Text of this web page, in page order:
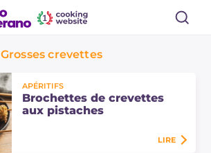
Grosses crevettes
APÉRITIFS
Brochettes de crevettes
aux pistaches
LIRE